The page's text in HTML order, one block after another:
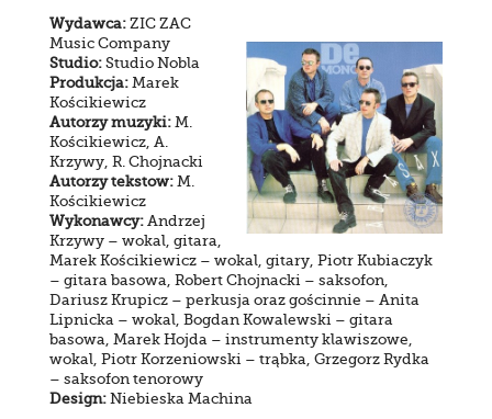
Wydawca:ZIC ZAC
Music Company
Studio:Studio Nobla
Produkcja:Marek
Kościkiewicz
Autorzy muzyki:M.
Kościkiewicz, A.
Krzywy, R. Chojnacki
Autorzy tekstow:M.
Kościkiewicz
Wykonawcy:Andrzej
Krzywy – wokal, gitara,
Marek Kościkiewicz – wokal, gitary, Piotr Kubiaczyk
– gitara basowa, Robert Chojnacki – saksofon,
Dariusz Krupicz – perkusja oraz gościnnie – Anita
Lipnicka – wokal, Bogdan Kowalewski – gitara
basowa, Marek Hojda – instrumenty klawiszowe,
wokal, Piotr Korzeniowski – trąbka, Grzegorz Rydka
– saksofon tenorowy
Design:Niebieska Machina